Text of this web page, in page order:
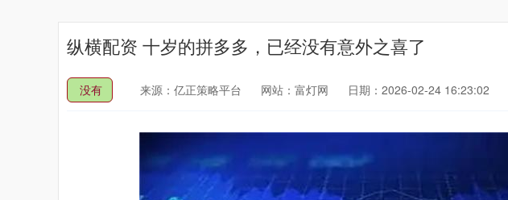
纵横配资 十岁的拼多多，已经没有意外之喜了
没有 来源：亿正策略平台 网站：富灯网 日期：2026-02-24 16:23:02